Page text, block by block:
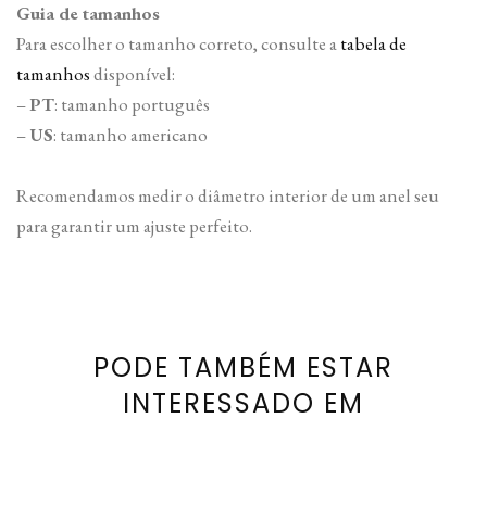
Guia de tamanhos
Para escolher o tamanho correto, consulte atabela de
tamanhosdisponível:
–PT: tamanho português
–US: tamanho americano
Recomendamos medir o diâmetro interior de um anel seu
para garantir um ajuste perfeito.
PODE TAMBÉM ESTAR
INTERESSADO EM